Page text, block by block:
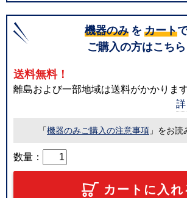
機器のみ を カート
ご購入の方はこちら
送料無料！
離島および一部地域は送料がかかります
「機器のみご購入の注意事項 」をお読
数量：
カートに入れ